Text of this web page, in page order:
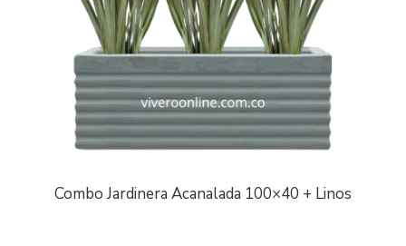
Combo Jardinera Acanalada 100×40 + Linos